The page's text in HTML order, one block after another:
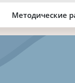
Методические